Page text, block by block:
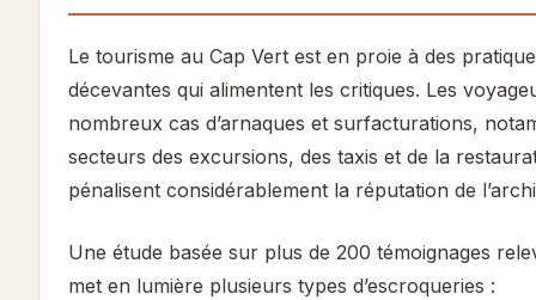
Le tourisme au Cap Vert est en proie à des
décevantes qui alimentent les critiques. Les
nombreux cas d’arnaques et surfacturations,
secteurs des excursions, des taxis et de la
pénalisent considérablement la réputation de
Une étude basée sur plus de 200 témoignages
met en lumière plusieurs types d’escroqueries :